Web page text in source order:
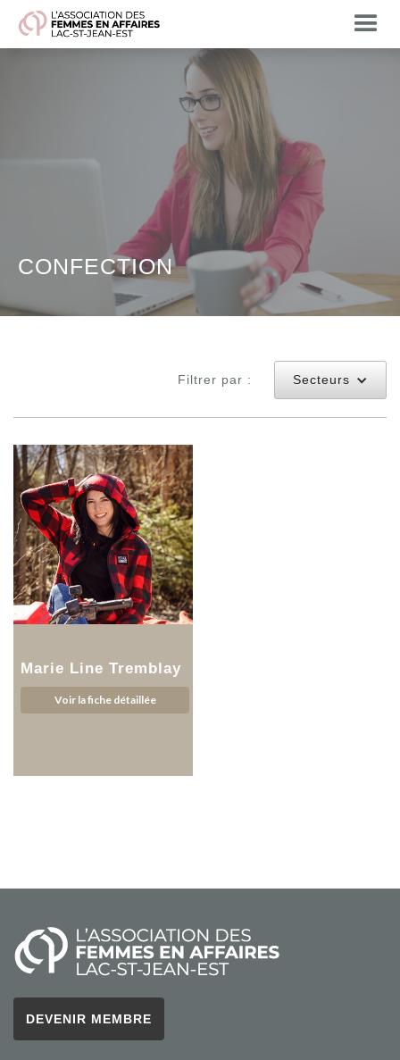
CONFECTION
Filtrer par : Secteurs
Marie Line Tremblay
Voir la fiche détaillée
DEVENIR MEMBRE